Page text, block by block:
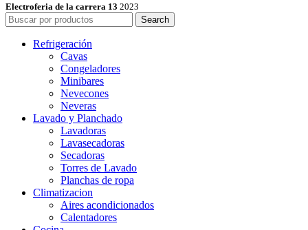
Electroferia de la carrera 13 2023
Search
Refrigeración
Cavas
Congeladores
Minibares
Nevecones
Neveras
Lavado y Planchado
Lavadoras
Lavasecadoras
Secadoras
Torres de Lavado
Planchas de ropa
Climatizacion
Aires acondicionados
Calentadores